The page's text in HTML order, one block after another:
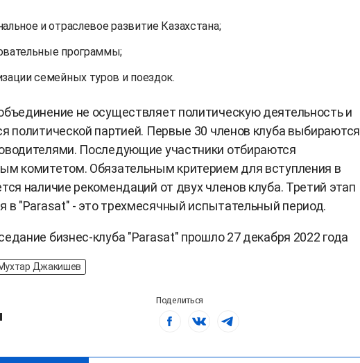
и отраслевое развитие Казахстана;
программы;
семейных туров и поездок.
не осуществляет политическую деятельность и
политической партией. Первые 30 членов клуба выбираются
Последующие участники отбираются
комитетом. Обязательным критерием для вступления в
наличие рекомендаций от двух членов клуба. Третий этап
в "Parasat" - это трехмесячный испытательный период.
бизнес-клуба "Parasat" прошло 27 декабря 2022 года
Джакишев
Поделиться